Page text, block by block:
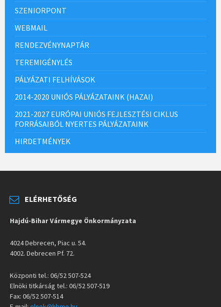
SZENIORPONT
WEBMAIL
RENDEZVÉNYNAPTÁR
TEREMIGÉNYLÉS
PÁLYÁZATI FELHÍVÁSOK
2014-2020 UNIÓS PÁLYÁZATAINK (HAZAI)
2021-2027 EURÓPAI UNIÓS FEJLESZTÉSI CIKLUS
FORRÁSAIBÓL NYERTES PÁLYÁZATAINK
HIRDETMÉNYEK
ELÉRHETŐSÉG
Hajdú-Bihar Vármegye Önkormányzata
4024 Debrecen, Piac u. 54.
4002. Debrecen Pf. 72.
Központi tel.: 06/52 507-524
Elnöki titkárság tel.: 06/52 507-519
Fax: 06/52 507-514